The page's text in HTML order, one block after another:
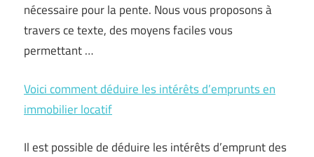
nécessaire pour la pente. Nous vous proposons à
travers ce texte, des moyens faciles vous
permettant …
Voici comment déduire les intérêts d’emprunts en
immobilier locatif
Il est possible de déduire les intérêts d’emprunt des